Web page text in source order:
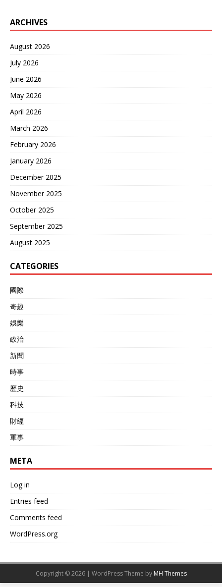
是被动应对，而是主动出
牌。 特朗普的90天休战，是
形势所迫；加拿大和日本的
高额保证金，是一次精准的
信号释放。 今后，谁还想牺
的手下留情，这就是前车之
鉴。
ARCHIVES
August 2026
July 2026
June 2026
May 2026
April 2026
March 2026
February 2026
January 2026
December 2025
November 2025
October 2025
September 2025
August 2025
CATEGORIES
國際
奇趣
娛樂
政治
新聞
時事
歷史
科技
財經
軍事
META
Log in
Entries feed
Comments feed
WordPress.org
Copyright © 2026 | WordPress Theme by MH Themes